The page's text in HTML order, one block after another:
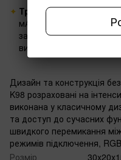
Тривала автономна
мАг та автоматичний
забезпечують
використання
Дизайн та конструкція
K98 розраховані на
виконана у класичному
та доступ до сучасних
швидкого перемикання
режимів підключення,
Розмір